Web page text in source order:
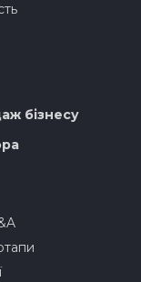
бізнесу